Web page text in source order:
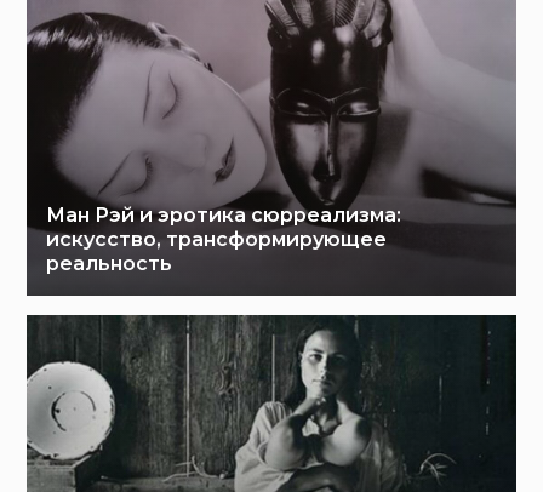
Ман Рэй и эротика сюрреализма:
искусство, трансформирующее
реальность